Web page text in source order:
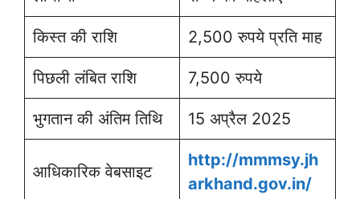
किस्त की राशि 2,500 रुपये प्रति माह
पिछली लंबित राशि 7,500 रुपये
भुगतान की अंतिम तिथि 15 अप्रैल 2025
आधिकारिक वेबसाइट
http://mmmsy.jh
arkhand.gov.in/